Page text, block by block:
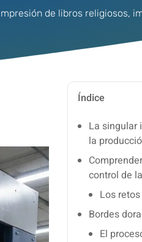
de libros religiosos,
Índice
La singular
la
control de
Los
Bordes
El